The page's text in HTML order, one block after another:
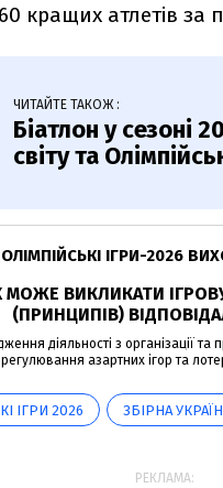
кращих атлетів за
ЧИТАЙТЕ ТАКОЖ :
Біатлон у сезоні
світу та
ІГРИ-2026
МОЖЕ ВИКЛИКАТИ
(ПРИНЦИПІВ)
діяльності з організації та
азартних ігор та
ІГРИ 2026 ЗБІРНА
РЕКЛАМА: